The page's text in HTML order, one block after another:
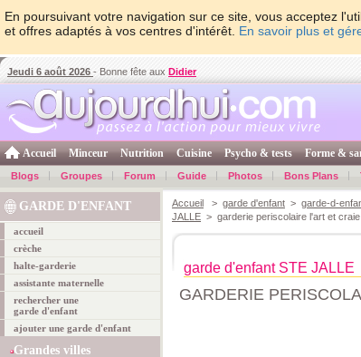
En poursuivant votre navigation sur ce site, vous acceptez
et offres adaptés à vos centres d'intérêt. En savoir plus et
Jeudi 6 août 2026 - Bonne fête aux Didier
Accueil Minceur Nutrition Cuisine Psycho & tests Forme &
Blogs Groupes Forum Guide Photos Bons Plans
GARDE D'ENFANT
accueil
crèche
halte-garderie
assistante maternelle
rechercher une
garde d'enfant
ajouter une garde d'enfant
Grandes villes
Accueil > garde d'enfant > garde-d-
JALLE > garderie periscolaire l'art et craie
garde d'enfant STE JALLE
GARDERIE